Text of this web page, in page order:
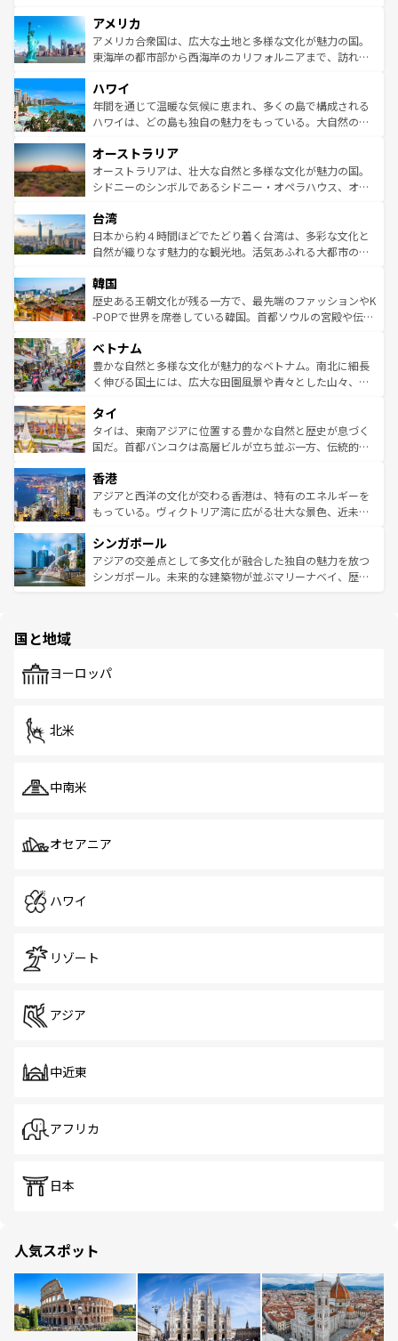
ンツ一覧を参照してほしい。
の建物がそのまま残る町や、スイスならではのユニークな
博物館もあり、アルプス観光だけでなく町歩きも満喫する
ことができる。国民の所得が高いため物価も高いが、旅行
ば市内交通費無料で観光を楽しむこともできる。 なお、新
着のスイス情報はコンテンツ一覧 を参照してほしい。
アメリカ
アメリカ合衆国は、広大な土地と多様な文化が魅力の国。
東海岸の都市部から西海岸のカリフォルニアまで、訪れる
のような巨大都市は、観光、ショッピング、エンターテイ
ンメントが詰まった刺激的なスポットだ。一方、アメリカ
西部には大自然が広がり、グランドキャニオンやイエロー
部のニューオーリンズでは、音楽と美食が融合した独特の
文化が魅力。旅行者はアメリカの各地域で異なる魅力を楽
しみながら、その多様性と豊かな歴史を感じることができ
ならではの贅沢な旅のスタイルだ。 なお、新着のアメリカ
情報はコンテンツ一覧を参照してほしい。
ハワイ
年間を通じて温暖な気候に恵まれ、多くの島で構成される
ハワイは、どの島も独自の魅力をもっている。大自然の神
ワイ島は見逃せない。また、定番の観光地といえばオアフ
島だが、静かな自然を求めるならマウイ島やカウアイ島が
おすすめ。エメラルドグリーンに輝く海をはじめ、豊かな
れるおもてなしの心で訪れる人々を迎えてくれるハワイの
人々、おいしいローカルフードやハワイアンミュージッ
ク、伝統的なフラダンスなど、すべてがハワイの魅力を彩
ワイを、存分に味わってほしい。 なお、新着のハワイ情報
はコンテンツ一覧を参照してほしい。
オーストラリア
オーストラリアは、壮大な自然と多様な文化が魅力の国。
シドニーのシンボルであるシドニー・オペラハウス、オー
リアリーフや大陸中央部にそびえるウルル（エアーズロッ
ク）、タスマニアの美しい原生林やケアンズの熱帯雨林な
ど、見どころがたくさん。また、カフェやワイン、オージ
いる。アクティビティも充実しており、サーフィンやダイ
ビング、ハイキングなど、アウトドア好きにはたまらな
い。オーストラリアの多彩な魅力を存分に味わいつくそ
参照してほしい。
台湾
日本から約４時間ほどでたどり着く台湾は、多彩な文化と
自然が織りなす魅力的な観光地。活気あふれる大都市の台
ン）、静ひつな山岳地帯である台湾東部など、都市の喧騒
と山間の静けさが共存しており、訪れる人に新しい発見と
驚きをもたらしてくれる。また、奥深い台湾の食文化も魅
容にもいいと評判のスイーツなど、バラエティ豊かな料理
が味わえる。 なお、新着の台湾情報は コンテンツ一覧を参
照してほしい。
韓国
歴史ある王朝文化が残る一方で、最先端のファッションやK
-POPで世界を席巻している韓国。首都ソウルの宮殿や伝統
き、地方に足を延ばせば四季折々の自然美を楽しむことが
できる。そして、キムチや焼肉、絶品のストリートフード
まで、さまざまな韓国料理が待っている。夜には、韓国な
リティに包まれながら、韓国の多彩な魅力を心ゆくまで味
わってみてほしい。 なお、新着の韓国情報はコンテンツ一
覧を参照してほしい。
ベトナム
豊かな自然と多様な文化が魅力的なベトナム。南北に細長
く伸びる国土には、広大な田園風景や青々とした山々、世
急速な発展と共に伝統が息づく。ハノイの古い町並みやホ
ーチミン市のフランス統治時代の建物も、独特の雰囲気を
醸し出している。また、バラエティの豊かさとおいしさで
とつ。フォーやバインミー、ベトナムコーヒーなどは、ぜ
ひ現地で味わいたい。どの地域を訪れてもあたたかい人々
が旅行者を迎えてくれるので、きっと忘れられない旅にな
参照してほしい。
タイ
タイは、東南アジアに位置する豊かな自然と歴史が息づく
国だ。首都バンコクは高層ビルが立ち並ぶ一方、伝統的な
の活気が交差している。北部ではチェンマイなどの山岳地
帯で自然と触れ合い、南部ではプーケットやクラビの美し
いビーチでリゾート気分を楽しむことができる。タイ料理
激する。気候は一年中温暖で、どの季節にも異なる楽しみ
が待っている。親しみやすいタイの人々、仏教を中心とし
た文化、そして多様な観光資源が、訪れる旅人を魅了し続
香港
アジアと西洋の文化が交わる香港は、特有のエネルギーを
もっている。ヴィクトリア湾に広がる壮大な景色、近未来
み、どこを訪れても感動するはず。観光スポットが密集し
ており、効率よく見どころを回れるのも魅力。息をのむよ
うな絶景から文化的な体験まで、香港を存分に楽しみ尽く
シンガポール
アジアの交差点として多文化が融合した独自の魅力を放つ
シンガポール。未来的な建築物が並ぶマリーナベイ、歴史
で、ホーカーズは地元の風情を楽しめる外せないスポット
国と地域
ヨーロッパ
北米
中南米
オセアニア
ハワイ
リゾート
アジア
中近東
アフリカ
日本
人気スポット